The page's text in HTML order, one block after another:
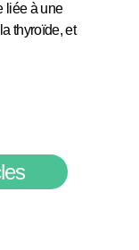
liée à une
thyroïde, et